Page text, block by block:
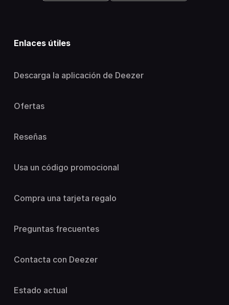
Enlaces útiles
Descarga la aplicación de Deezer
Ofertas
Reseñas
Usa un código promocional
Compra una tarjeta regalo
Preguntas frecuentes
Contacta con Deezer
Estado actual